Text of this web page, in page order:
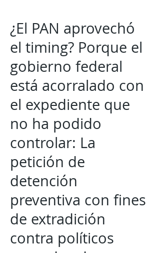
¿El PAN aprovechó
el timing? Porque el
gobierno federal
está acorralado con
el expediente que
no ha podido
controlar: La
petición de
detención
preventiva con fines
de extradición
contra políticos